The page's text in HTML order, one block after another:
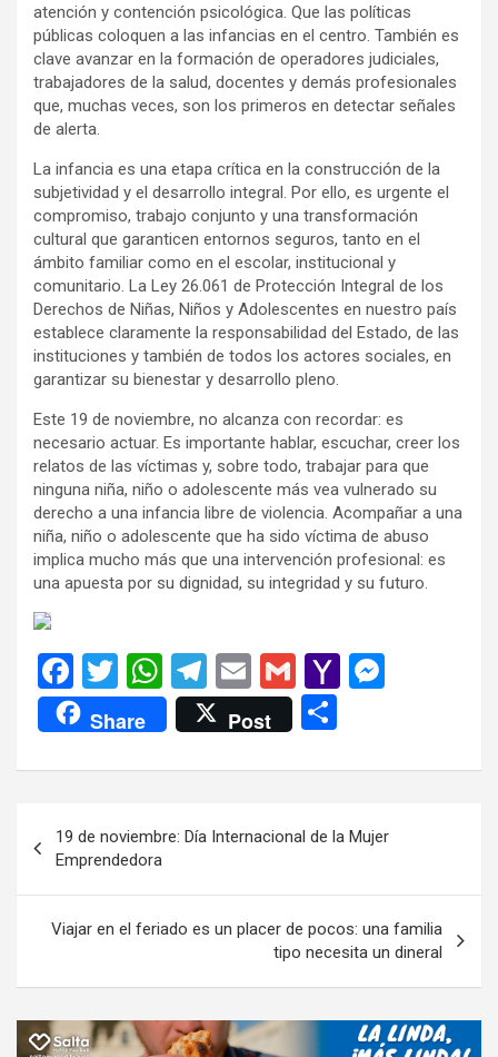
atención y contención psicológica. Que las políticas
públicas coloquen a las infancias en el centro. También es
clave avanzar en la formación de operadores judiciales,
trabajadores de la salud, docentes y demás profesionales
que, muchas veces, son los primeros en detectar señales
de alerta.
La infancia es una etapa crítica en la construcción de la
subjetividad y el desarrollo integral. Por ello, es urgente el
compromiso, trabajo conjunto y una transformación
cultural que garanticen entornos seguros, tanto en el
ámbito familiar como en el escolar, institucional y
comunitario. La Ley 26.061 de Protección Integral de los
Derechos de Niñas, Niños y Adolescentes en nuestro país
establece claramente la responsabilidad del Estado, de las
instituciones y también de todos los actores sociales, en
garantizar su bienestar y desarrollo pleno.
Este 19 de noviembre, no alcanza con recordar: es
necesario actuar. Es importante hablar, escuchar, creer los
relatos de las víctimas y, sobre todo, trabajar para que
ninguna niña, niño o adolescente más vea vulnerado su
derecho a una infancia libre de violencia. Acompañar a una
niña, niño o adolescente que ha sido víctima de abuso
implica mucho más que una intervención profesional: es
una apuesta por su dignidad, su integridad y su futuro.
F
a
ce
b
o
k
T
wi
tt
er
W
h
at
s
p
p
T
el
e
gr
m
E
m
ail
G
m
ail
Y
o
M
ail
n
er
Share Post
m
p
ar
tir
de
entradas
19 de noviembre: Día Internacional de la Mujer
Emprendedora
Viajar en el feriado es un placer de pocos: una familia
tipo necesita un dineral